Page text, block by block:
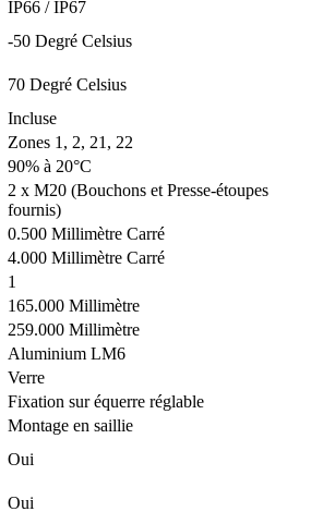
IP66 / IP67
-50 Degré Celsius
70 Degré Celsius
Incluse
Zones 1, 2, 21, 22
90% à 20°C
2 x M20 (Bouchons et Presse-étoupes
fournis)
0.500 Millimètre Carré
4.000 Millimètre Carré
1
165.000 Millimètre
259.000 Millimètre
Aluminium LM6
Verre
Fixation sur équerre réglable
Montage en saillie
Oui
Oui